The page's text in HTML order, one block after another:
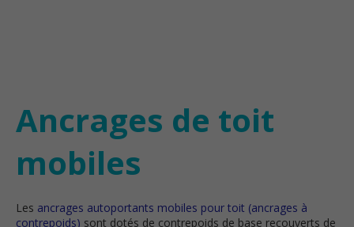
Ancrages de toit
mobiles
Les ancrages autoportants mobiles pour toit (ancrages à
contrepoids) sont dotés de contrepoids de base recouverts de